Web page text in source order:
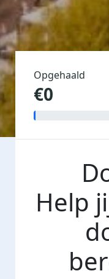
Opgehaald
€0
Help